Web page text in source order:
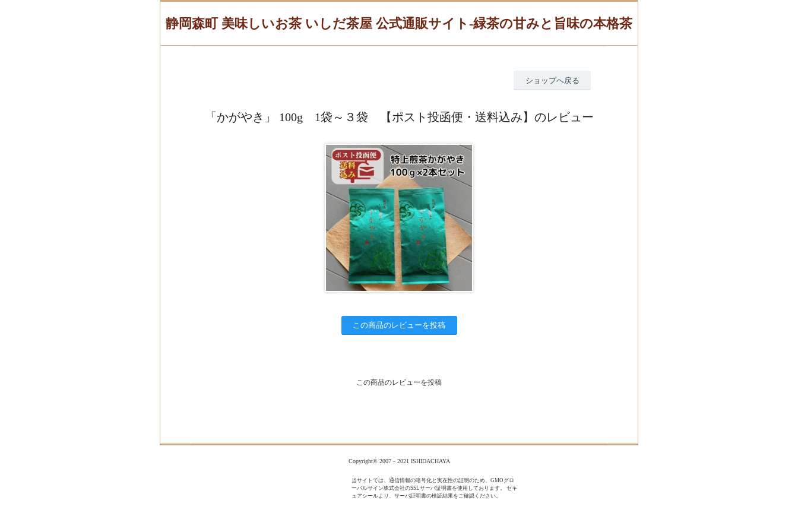
静岡森町 美味しいお茶 いしだ茶屋 公式通販サイト-緑茶の甘みと旨味の本格茶
ショップへ戻る
「かがやき」 100g 1袋～３袋 【ポスト投函便・送料込み】のレビュー
この商品のレビューを投稿
この商品のレビューを投稿
Copyright© 2007－2021 ISHIDACHAYA
当サイトでは、通信情報の暗号化と実在性の証明のため、GMOグロ
ーバルサイン株式会社のSSLサーバ証明書を使用しております。 セキ
ュアシールより、サーバ証明書の検証結果をご確認ください。